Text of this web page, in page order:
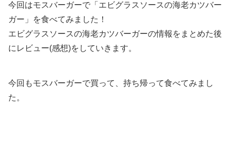
今回はモスバーガーで「エビグラスソースの海老カツバー
ガー」を食べてみました！
エビグラスソースの海老カツバーガーの情報をまとめた後
にレビュー(感想)をしていきます。
今回もモスバーガーで買って、持ち帰って食べてみまし
た。